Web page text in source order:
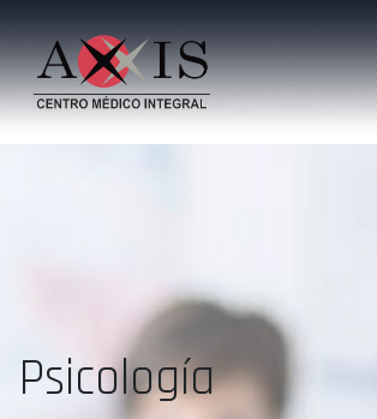
Psicología